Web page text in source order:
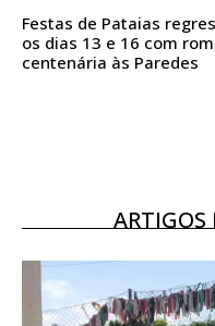
Acesso ao
Acesso aos
assinantes
Ofertas para
Festas de Pataias
os dias 13 e 16 com
centenária às Paredes
ARTIGOS